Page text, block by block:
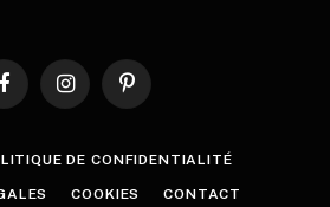
FacebookInstagramPinterest
DE CONFIDENTIALITÉ
COOKIES CONTACT